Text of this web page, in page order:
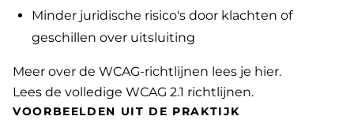
Minder juridische risico's door klachten of
geschillen over uitsluiting
Meer over de WCAG-richtlijnen lees je hier.
Lees de volledige WCAG 2.1 richtlijnen.
VOORBEELDEN UIT DE PRAKTIJK